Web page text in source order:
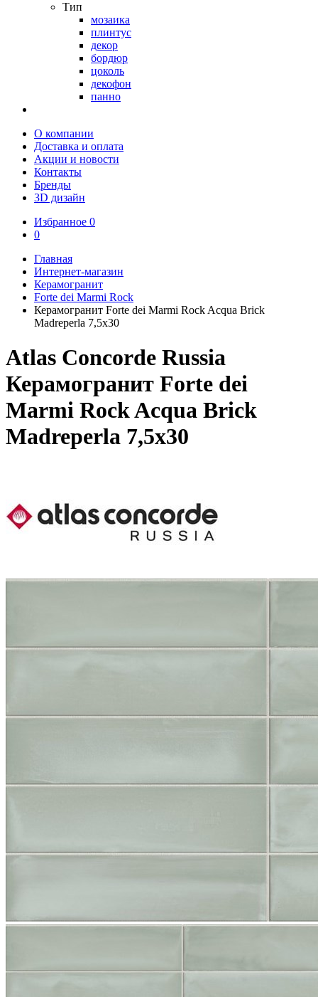
Тип
мозаика
плинтус
декор
бордюр
цоколь
декофон
панно
О компании
Доставка и оплата
Акции и новости
Контакты
Бренды
3D дизайн
Избранное 0
0
Главная
Интернет-магазин
Керамогранит
Forte dei Marmi Rock
Керамогранит Forte dei Marmi Rock Acqua Brick
Madreperla 7,5x30
Atlas Concorde Russia
Керамогранит Forte dei
Marmi Rock Acqua Brick
Madreperla 7,5x30